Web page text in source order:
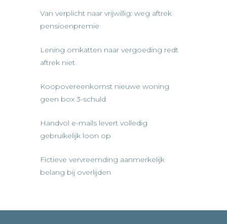
Van verplicht naar vrijwillig: weg aftrek
pensioenpremie
Lening omkatten naar vergoeding redt
aftrek niet
Koopovereenkomst nieuwe woning
geen box 3-schuld
Handvol e-mails levert volledig
gebruikelijk loon op
Fictieve vervreemding aanmerkelijk
belang bij overlijden